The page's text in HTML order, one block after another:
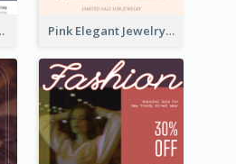
Post Pink Elegant Jewelry Sale Valentines Day Instagram Post